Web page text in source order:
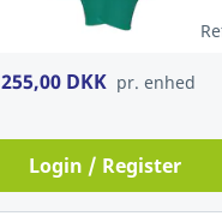
9,
255,00 DKK pr. enhed
Login / Register